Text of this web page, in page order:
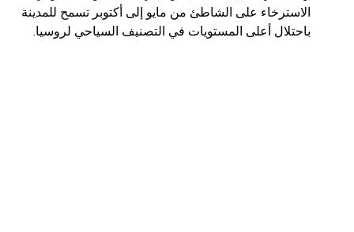
الاسترخاء على الشاطئ من مايو إلى أكتوبر تسمح للمدينة
باحتلال أعلى المستويات في التصنيف السياحي لروسيا.